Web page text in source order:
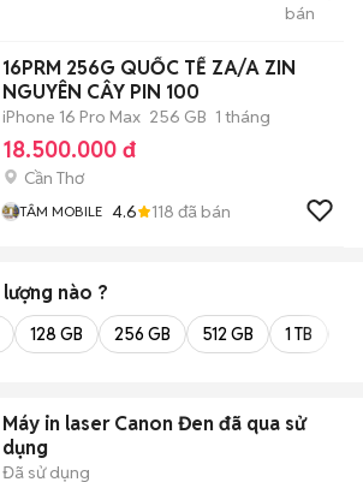
bán
16PRM 256G QUỐC TẾ ZA/A ZIN
NGUYÊN CÂY PIN 100
iPhone 16 Pro Max 256 GB 1 tháng
18.500.000 đ
Cần Thơ
TÂM MOBILE 4.6 118 đã bán
nào ?
128 GB 256 GB 512 GB 1 TB
Máy in laser Canon Đen đã qua sử
dụng
Đã sử dụng